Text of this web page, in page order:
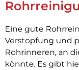
Eine gute
Verstopfung und
Rohrinneren, an
könnte. Es gibt